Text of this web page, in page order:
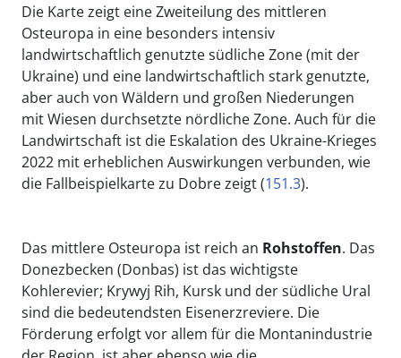
Die Karte zeigt eine Zweiteilung des mittleren
Osteuropa in eine besonders intensiv
landwirtschaftlich genutzte südliche Zone (mit der
Ukraine) und eine landwirtschaftlich stark genutzte,
aber auch von Wäldern und großen Niederungen
mit Wiesen durchsetzte nördliche Zone. Auch für die
Landwirtschaft ist die Eskalation des Ukraine-Krieges
2022 mit erheblichen Auswirkungen verbunden, wie
die Fallbeispielkarte zu Dobre zeigt (151.3).
Das mittlere Osteuropa ist reich an Rohstoffen. Das
Donezbecken (Donbas) ist das wichtigste
Kohlerevier; Krywyj Rih, Kursk und der südliche Ural
sind die bedeutendsten Eisenerzreviere. Die
Förderung erfolgt vor allem für die Montanindustrie